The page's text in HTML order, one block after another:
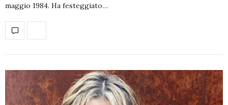
maggio 1984. Ha festeggiato…